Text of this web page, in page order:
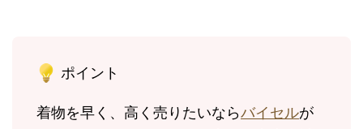
ポイント
着物を早く、高く売りたいならバイセルが